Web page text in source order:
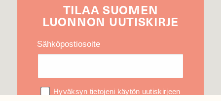
TILAA SUOMEN
LUONNON UUTIS­KIRJE
Sähköpostiosoite
Hyväksyn tietojeni käytön uutiskirjeen